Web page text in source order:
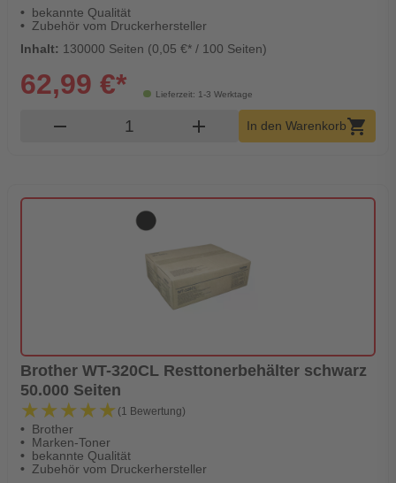
bekannte Qualität
Zubehör vom Druckerhersteller
Inhalt: 130000 Seiten (0,05 €* / 100 Seiten)
Lieferzeit: 1-3 Werktage
62,99 €*
remove Produkt Warenkorb Menge
add In den Warenkorbshopping_cart
Brother WT-320CL Resttonerbehälter schwarz
50.000 Seiten
★★★★★
★★★★★ (1 Bewertung)
Brother
Marken-Toner
bekannte Qualität
Zubehör vom Druckerhersteller